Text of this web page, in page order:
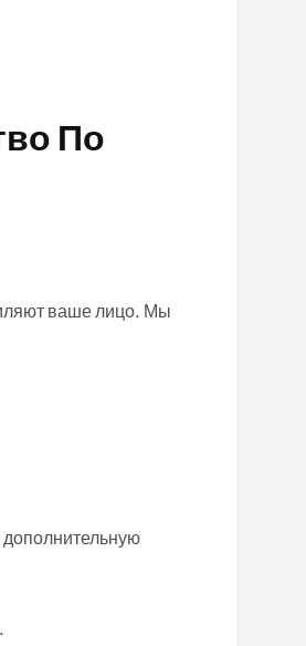
По
ваше лицо. Мы